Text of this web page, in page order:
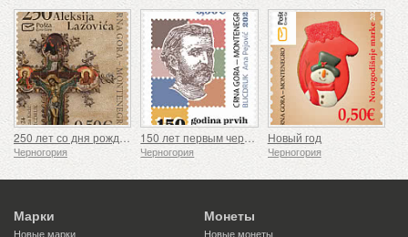
250 лет со дня рождения Алексия Лазовича
Черногория
150 лет первым черногорским почтовым маркам
Черногория
Новый год
Черногория
Марки
Новые марки
Монеты
Новые монеты